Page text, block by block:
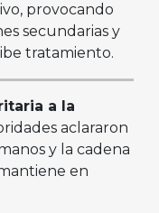
provocando
secundarias y
tratamiento.
a la
aclararon
y la cadena
en